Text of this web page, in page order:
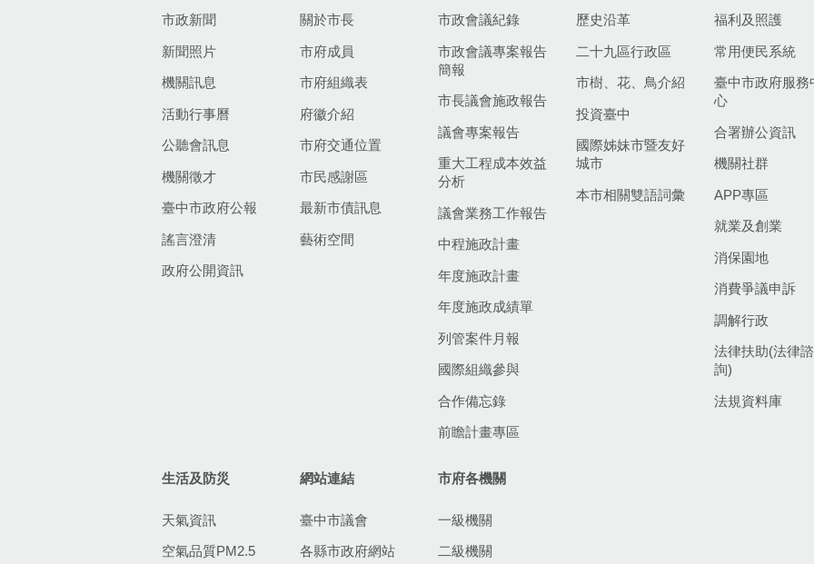
市政新聞
新聞照片
機關訊息
活動行事曆
公聽會訊息
機關徵才
臺中市政府公報
謠言澄清
政府公開資訊
關於市長
市府成員
市府組織表
府徽介紹
市府交通位置
市民感謝區
最新市債訊息
藝術空間
市政會議紀錄
市政會議專案報告
簡報
市長議會施政報告
議會專案報告
重大工程成本效益
分析
議會業務工作報告
中程施政計畫
年度施政計畫
年度施政成績單
列管案件月報
國際組織參與
合作備忘錄
前瞻計畫專區
歷史沿革
二十九區行政區
市樹、花、鳥介紹
投資臺中
國際姊妹市暨友好
城市
本市相關雙語詞彙
福利及照護
常用便民系統
臺中市政府服務
心
合署辦公資訊
機關社群
APP專區
就業及創業
消保園地
消費爭議申訴
調解行政
法律扶助(法律諮
詢)
法規資料庫
生活及防災
天氣資訊
空氣品質PM2.5
網站連結
臺中市議會
各縣市政府網站
市府各機關
一級機關
二級機關